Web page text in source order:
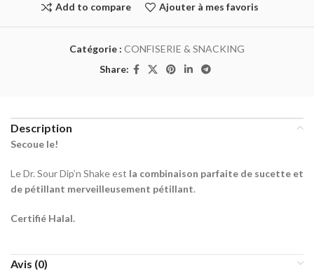
Add to compare Ajouter à mes favoris
Catégorie : CONFISERIE & SNACKING
Share:
Description
Secoue le!
Le Dr. Sour Dip’n Shake est la combinaison parfaite de sucette et
de pétillant merveilleusement pétillant.
Certifié Halal.
Avis (0)